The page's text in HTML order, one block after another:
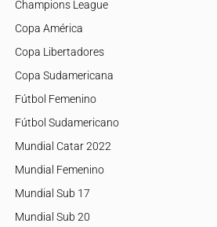
Champions League
Copa América
Copa Libertadores
Copa Sudamericana
Fútbol Femenino
Fútbol Sudamericano
Mundial Catar 2022
Mundial Femenino
Mundial Sub 17
Mundial Sub 20